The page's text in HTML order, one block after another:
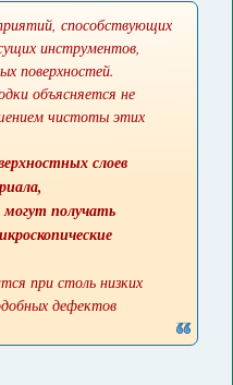
способствующих
инструментов,
поверхностей.
объясняется не
чистоты этих
слоев
получать
при столь низких
дефектов